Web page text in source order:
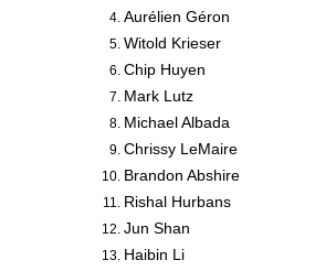
Aurélien Géron
Witold Krieser
Chip Huyen
Mark Lutz
Michael Albada
Chrissy LeMaire
Brandon Abshire
Rishal Hurbans
Jun Shan
Haibin Li